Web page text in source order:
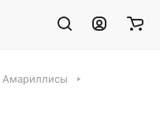
Амариллисы